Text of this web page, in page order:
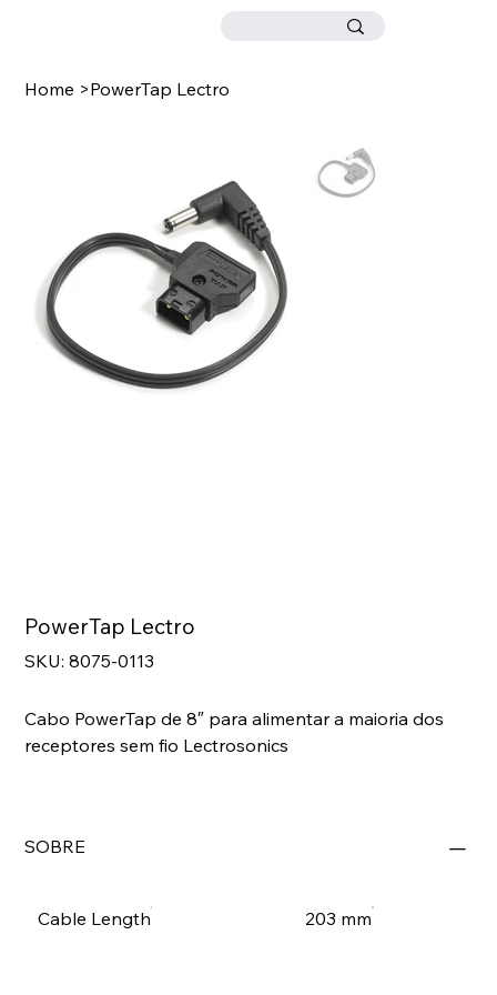
Home >PowerTap Lectro
PowerTap Lectro
SKU: SKU
8075-
8075-0113
Cabo PowerTap de 8″ para alimentar a maioria dos
receptores sem fio Lectrosonics
SOBRE
Cable Length 203 mm